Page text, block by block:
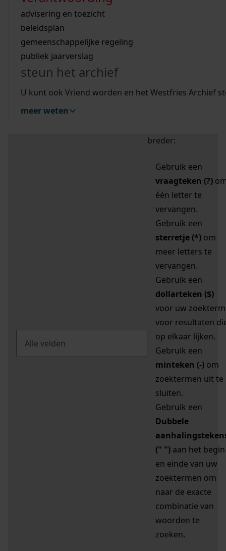
bouwvergunningen
omgevingsvergunningen
vergunningen
beeld en geluid
uitleg nodig?
Wij helpen u op weg met een aantal zoektips.
bekijk alle zoektips
Wij helpen u op weg met een aantal zoektips.
bekijk alle zoektips
bekijk ons geschiedenislokaal
advisering en toezicht
beleidsplan
gemeenschappelijke regeling
publiek jaarverslag
steun het archief
U kunt ook Vriend worden en het Westfries Archief
meer weten
zoektips
Mijn Studiezaal (inloggen)
uw zoekopdracht te
breder:
Gebruik een
vraagteken (?)
één letter te
vervangen.
Gebruik een
sterretje (*) om
meer letters te
vervangen.
Gebruik een
dollarteken ($)
voor uw zoekterm
voor resultaten
op elkaar lijken.
Gebruik een
minteken (-) om
zoektermen uit te
sluiten.
Gebruik een
Dubbele
(" ") aan het begin
en einde van uw
zoektermen om
naar de exacte
combinatie van
woorden te
zoeken.